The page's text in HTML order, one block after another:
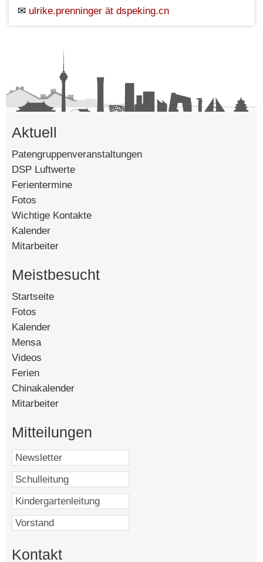
ulrike.prenninger ät dspeking.cn
Aktuell
Patengruppenveranstaltungen
DSP Luftwerte
Ferientermine
Fotos
Wichtige Kontakte
Kalender
Mitarbeiter
Meistbesucht
Startseite
Fotos
Kalender
Mensa
Videos
Ferien
Chinakalender
Mitarbeiter
Mitteilungen
Kontakt